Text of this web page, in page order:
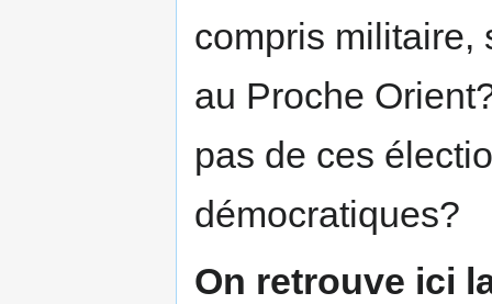
compris militaire,
au Proche
pas de ces
démocratiques?
On retrouve ici